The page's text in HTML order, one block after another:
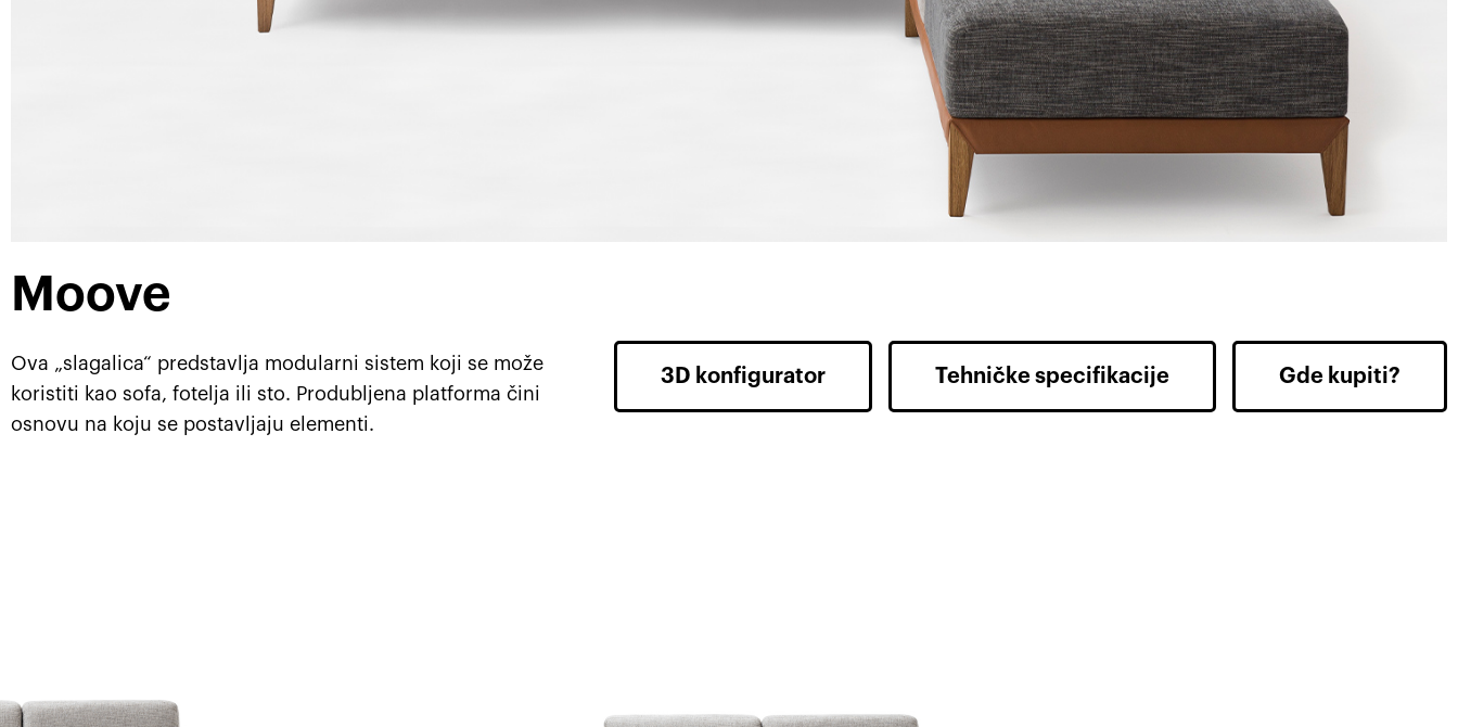
Moove
Ova „slagalica“ predstavlja modularni sistem koji se može
koristiti kao sofa, fotelja ili sto. Produbljena platforma čini
osnovu na koju se postavljaju elementi.
3D konfigurator Tehničke specifikacije Gde kupiti?